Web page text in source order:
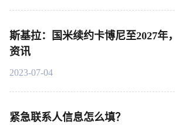
斯基拉：国米续约卡博尼至2027年
资讯
2023-07-04
紧急联系人信息怎么填？